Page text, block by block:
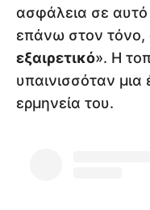
ασφάλεια σε αυτό
επάνω στον τόνο,
εξαιρετικό». Η
υπαινισσόταν
ερμηνεία του.